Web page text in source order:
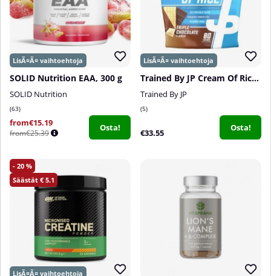
SOLID Nutrition EAA, 300 g
SOLID Nutrition
63
from€15.19
from€25.39
Osta!
Trained By JP Cream Of Rice, 2 kg
Trained By JP
5
€33.55 Osta!
20
5.1